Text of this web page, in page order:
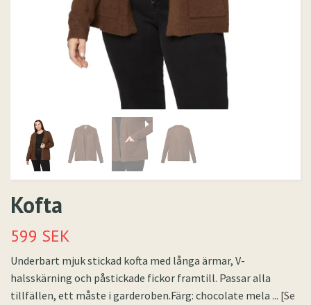
Kofta
599 SEK
Underbart mjuk stickad kofta med långa ärmar, V-
halsskärning och påstickade fickor framtill. Passar alla
tillfällen, ett måste i garderoben.Färg: chocolate mela ... [Se